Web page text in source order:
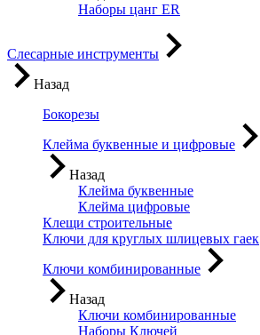
Наборы цанг ER
Слесарные инструменты
Назад
Бокорезы
Клейма буквенные и цифровые
Назад
Клейма буквенные
Клейма цифровые
Клещи строительные
Ключи для круглых шлицевых гаек
Ключи комбинированные
Назад
Ключи комбинированные
Наборы Ключей